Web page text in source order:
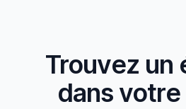
Trouvez un
dans